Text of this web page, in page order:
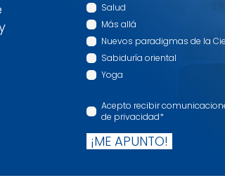
Salud
Más allá
Nuevos paradigmas de la
Sabiduría oriental
Yoga
Acepto recibir
de privacidad*
¡ME APUNTO!